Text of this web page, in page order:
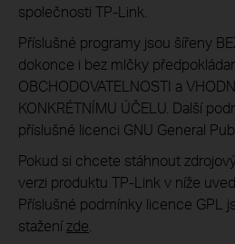
společnosti TP-Link.
Příslušné programy jsou šířeny
dokonce i bez mlčky
OBCHODOVATELNOSTI a
KONKRÉTNÍMU ÚČELU. Další
příslušné licenci GNU General
Pokud si chcete stáhnout
verzi produktu TP-Link v níže
Příslušné podmínky licence GPL
staženízde